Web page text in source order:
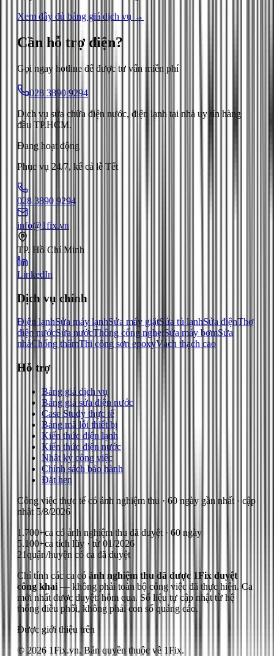
Xem đầy đủ bảng giá dịch vụ →
Cần hỗ trợ điện?
Gọi ngay hotline để được tư vấn miễn phí
028 3890 9294
Dịch vụ sửa chữa điện nước, điện lạnh tại nhà uy tín hàng
đầu TP.HCM.
Đang hoạt động
Phục vụ 24/7, kể cả lễ Tết
028 3890 9294
info@1fix.vn
TP. Hồ Chí Minh
LinkedIn
Dịch vụ chính
Điện lạnhSửa máy lạnhSửa máy giặtSửa tủ lạnhSửa điệnThợ
điện nướcSửa nướcThông cống nghẹtSửa máy bơmSửa
nhàChống thấmThi công sơn epoxyVách thạch cao
Hỗ trợ
Bảng giá dịch vụ
Bảng giá sửa điện nước
Case Study thực tế
Bảng mã lỗi thiết bị
Kiến thức điện lạnh
Kiến thức điện nước
Nhật ký công việc
Chính sách bảo hành
Đặt hẹn
Công việc thực tế có ảnh nghiệm thu · 60 ngày gần nhất · cập
nhật 5/8/2026
1.700+ca có ảnh nghiệm thu đã duyệt · 60 ngày
5.100+ca tích lũy · từ 01/2026
21quận/huyện có ca đã duyệt
Chỉ tính các ca có ảnh nghiệm thu đã được 1Fix duyệt
công khai — không phải toàn bộ công việc đã thực hiện. Ca
mới nhất được duyệt: hôm qua. Số liệu tự cập nhật từ hệ
thống điều phối, không phải con số quảng cáo.
Được giới thiệu trên
© 2026 1Fix.vn. Bản quyền thuộc về 1Fix.